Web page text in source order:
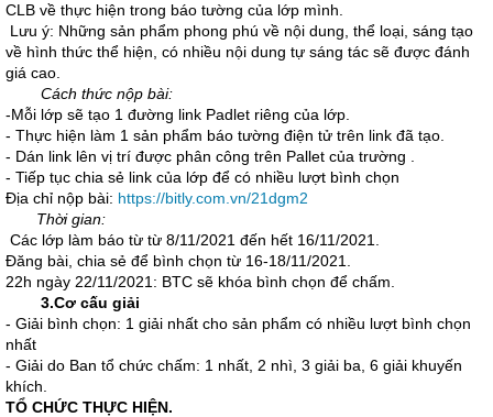
CLB về thực hiện trong báo tường của lớp mình.
Lưu ý: Những sản phẩm phong phú về nội dung, thể loại, sáng tạo
về hình thức thể hiện, có nhiều nội dung tự sáng tác sẽ được đánh
giá cao.
Cách thức nộp bài:
-Mỗi lớp sẽ tạo 1 đường link Padlet riêng của lớp.
- Thực hiện làm 1 sản phẩm báo tường điện tử trên link đã tạo.
- Dán link lên vị trí được phân công trên Pallet của trường .
- Tiếp tục chia sẻ link của lớp để có nhiều lượt bình chọn
Địa chỉ nộp bài: https://bitly.com.vn/21dgm2
Thời gian:
Các lớp làm báo từ từ 8/11/2021 đến hết 16/11/2021.
Đăng bài, chia sẻ để bình chọn từ 16-18/11/2021.
22h ngày 22/11/2021: BTC sẽ khóa bình chọn để chấm.
3.Cơ cấu giải
- Giải bình chọn: 1 giải nhất cho sản phẩm có nhiều lượt bình chọn
nhất
- Giải do Ban tổ chức chấm: 1 nhất, 2 nhì, 3 giải ba, 6 giải khuyến
khích.
TỔ CHỨC THỰC HIỆN.